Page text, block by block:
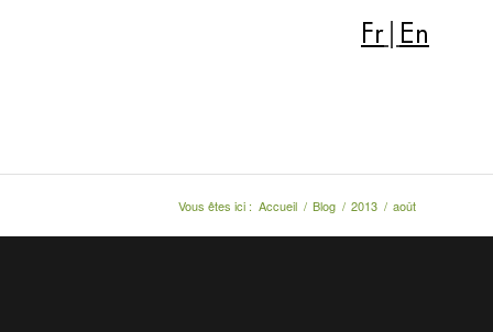
Fr En
Vous êtes ici : Accueil / Blog / 2013 / août